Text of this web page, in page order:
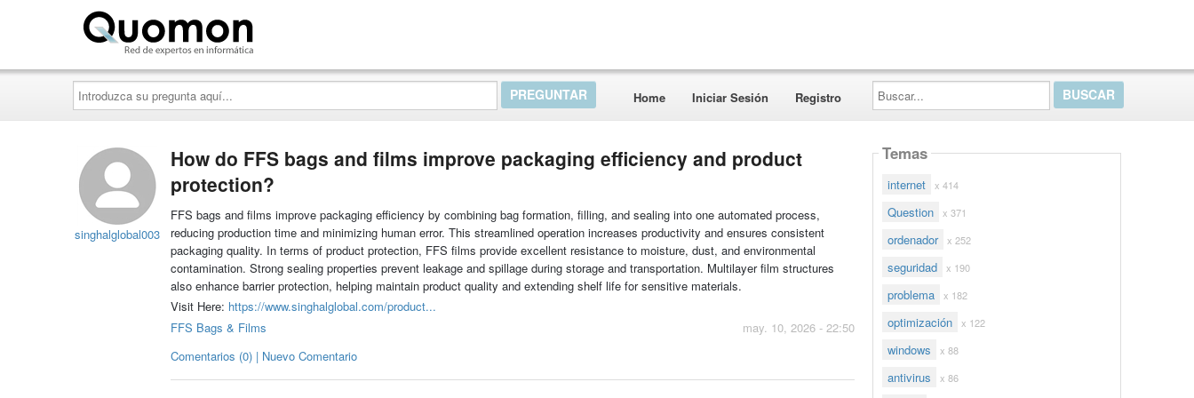
Introduzca
su
pregunta
aquí...
Home Iniciar Sesión Registro
Buscar...
singhalglobal003
How do FFS bags and films improve packaging efficiency and product
protection?
FFS bags and films improve packaging efficiency by combining bag formation, filling, and sealing into one automated process,
reducing production time and minimizing human error. This streamlined operation increases productivity and ensures consistent
packaging quality. In terms of product protection, FFS films provide excellent resistance to moisture, dust, and environmental
contamination. Strong sealing properties prevent leakage and spillage during storage and transportation. Multilayer film structures
also enhance barrier protection, helping maintain product quality and extending shelf life for sensitive materials.
Visit Here: https://www.singhalglobal.com/product...
may. 10, 2026 - 22:50
FFS Bags & Films
Comentarios (0) | Nuevo Comentario
Temas
internet x 414
Question x 371
ordenador x 252
seguridad x 190
problema x 182
optimización x 122
windows x 88
antivirus x 86